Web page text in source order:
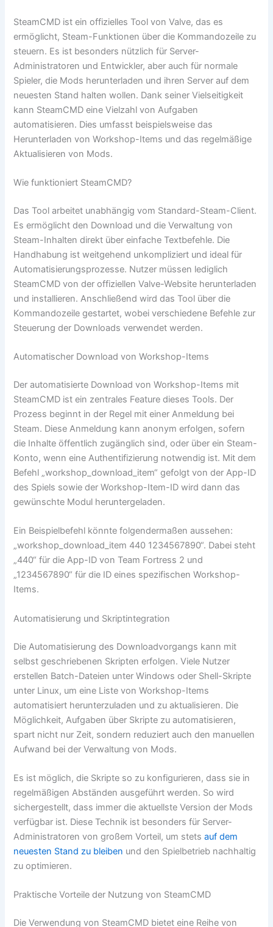
SteamCMD ist ein offizielles Tool von Valve, das es
ermöglicht, Steam-Funktionen über die Kommandozeile zu
steuern. Es ist besonders nützlich für Server-
Administratoren und Entwickler, aber auch für normale
Spieler, die Mods herunterladen und ihren Server auf dem
neuesten Stand halten wollen. Dank seiner Vielseitigkeit
kann SteamCMD eine Vielzahl von Aufgaben
automatisieren. Dies umfasst beispielsweise das
Herunterladen von Workshop-Items und das regelmäßige
Aktualisieren von Mods.
Wie funktioniert SteamCMD?
Das Tool arbeitet unabhängig vom Standard-Steam-Client.
Es ermöglicht den Download und die Verwaltung von
Steam-Inhalten direkt über einfache Textbefehle. Die
Handhabung ist weitgehend unkompliziert und ideal für
Automatisierungsprozesse. Nutzer müssen lediglich
SteamCMD von der offiziellen Valve-Website herunterladen
und installieren. Anschließend wird das Tool über die
Kommandozeile gestartet, wobei verschiedene Befehle zur
Steuerung der Downloads verwendet werden.
Automatischer Download von Workshop-Items
Der automatisierte Download von Workshop-Items mit
SteamCMD ist ein zentrales Feature dieses Tools. Der
Prozess beginnt in der Regel mit einer Anmeldung bei
Steam. Diese Anmeldung kann anonym erfolgen, sofern
die Inhalte öffentlich zugänglich sind, oder über ein Steam-
Konto, wenn eine Authentifizierung notwendig ist. Mit dem
Befehl „workshop_download_item“ gefolgt von der App-ID
des Spiels sowie der Workshop-Item-ID wird dann das
gewünschte Modul heruntergeladen.
Ein Beispielbefehl könnte folgendermaßen aussehen:
„workshop_download_item 440 1234567890“. Dabei steht
„440“ für die App-ID von Team Fortress 2 und
„1234567890“ für die ID eines spezifischen Workshop-
Items.
Automatisierung und Skriptintegration
Die Automatisierung des Downloadvorgangs kann mit
selbst geschriebenen Skripten erfolgen. Viele Nutzer
erstellen Batch-Dateien unter Windows oder Shell-Skripte
unter Linux, um eine Liste von Workshop-Items
automatisiert herunterzuladen und zu aktualisieren. Die
Möglichkeit, Aufgaben über Skripte zu automatisieren,
spart nicht nur Zeit, sondern reduziert auch den manuellen
Aufwand bei der Verwaltung von Mods.
Es ist möglich, die Skripte so zu konfigurieren, dass sie in
regelmäßigen Abständen ausgeführt werden. So wird
sichergestellt, dass immer die aktuellste Version der Mods
verfügbar ist. Diese Technik ist besonders für Server-
Administratoren von großem Vorteil, um stetsauf dem
neuesten Stand zu bleiben und den Spielbetrieb nachhaltig
zu optimieren.
Praktische Vorteile der Nutzung von SteamCMD
Die Verwendung von SteamCMD bietet eine Reihe von